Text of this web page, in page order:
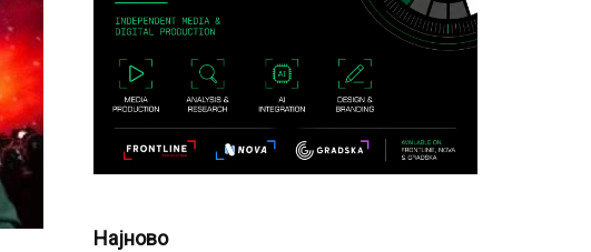
Најново